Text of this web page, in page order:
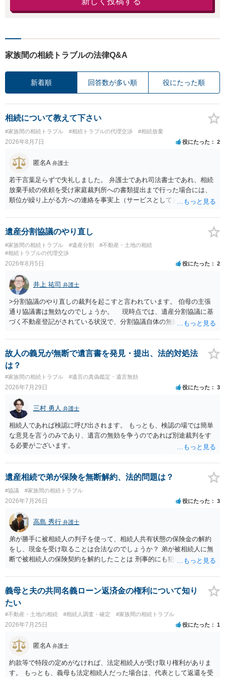
家族間の相続トラブルの法律Q&A
新着順 回答数が多い順 役にたった順
相続について教えて下さい
#家族間の相続トラブル #相続トラブルの代理交渉 #相続放棄
2026年8月7日 役にたった 2
匿名A 弁護士
若干言葉足らずで失礼しました。 弁護士であれ司法書士であれ、相続
放棄手続の依頼を受け家庭裁判所への書類提出まで行った場合には、
順位が繰り上がる方への連絡を事実上（サービスとして）行うことは
できない、という意味でした。
遺産分割協議のやり直し
#家族間の相続トラブル #遺産分割
#不動産・土地の相続
#相続トラブルの代理交渉
2026年8月5日 役にたった 2
井上 祐司 弁護士
>分割協議のやり直しの裁判を起こすと言われています。 伯母の主張
通り協議書は無効なのでしょうか。 現時点では、遺産分割協議に基
づく不動産登記がされている状況で、分割協議自体の無効を裁判所が
方の訴訟の主張及び立証次第ですが、 ・御祖母様の認知能力に関する
医師の意見書、筆跡鑑定 が提出されればその効力が否定される可能性
はありますが、 ・伯母様自身が分割協議に加わっていること ・御祖母
様の意に反する遺産分割協議を行う実益が誰にあったかの立証が困難
であること からすると、実際に遺産分割協議の効力が否定される可能
性はそれほど高くない（立証のハードルは非常に高い）ということが
言えると思います。
故人の義兄が無断で遺言書を発見・提出、法的対処法
は？
#家族間の相続トラブル #遺言の真偽鑑定・遺言無効
2026年7月29日 役にたった 3
三村 勇人 弁護士
相続人であれば検認に呼び出されます。 もっとも、検認の場では簡単
な意見を言うのみであり、遺言の無効を争うのであれば別途裁判をす
る必要がございます。
遺産相続で弟が保険を無断解約、法的問題は？
#協議 #家族間の相続トラブル
2026年7月26日 役にたった 3
高島 秀行 弁護士
弟が勝手に被相続人の判子を使って、相続人共有状態の保険金の解約
をし、現金を受け取ることは合法なのでしょうか？ 弟が被相続人に無
断で被相続人の保険契約を解約したことは 刑事的にも犯罪となる可能
された書類のコピーを取得して、弁護士に面談で詳しい事情を話して
相談 されたら良いと思います。
義母と夫の共同名義ローン返済金の権利について知り
たい
#不動産・土地の相続 #相続人調査・確定 #家族間の相続トラブル
2026年7月25日 役にたった 1
匿名A 弁護士
約款等で特段の定めがなければ、法定相続人が受け取り権利がありま
す。 もっとも、義母も法定相続人だった場合は、代表として返還を受